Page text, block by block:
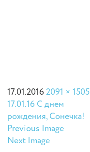
17.01.20162091 × 1505
17.01.16 С днем
рождения, Сонечка!
Previous Image
Next Image